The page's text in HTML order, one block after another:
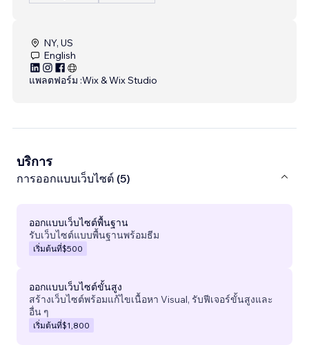
NY, US
English
แพลตฟอร์ม :Wix & Wix Studio
บริการ
การออกแบบเว็บไซต์ (5)
ออกแบบเว็บไซต์พื้นฐาน
รับเว็บไซต์แบบพื้นฐานพร้อมธีม
เริ่มต้นที่$500
ออกแบบเว็บไซต์ขั้นสูง
สร้างเว็บไซต์พร้อมแก้ไขเนื้อหา Visual, รับฟีเจอร์ขั้นสูงและ
อื่น ๆ
เริ่มต้นที่$1,800